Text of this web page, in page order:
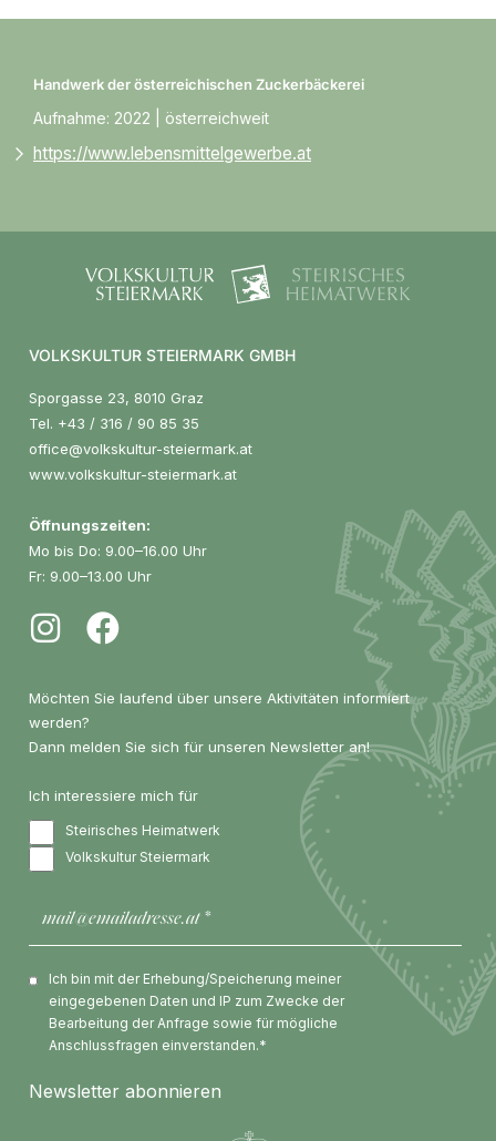
Handwerk der österreichischen Zuckerbäckerei
Aufnahme: 2022 | österreichweit
https://www.lebensmittelgewerbe.at
VOLKSKULTUR STEIERMARK GMBH
Sporgasse 23, 8010 Graz
Tel. +43 / 316 / 90 85 35
office@volkskultur-steiermark.at
www.volkskultur-steiermark.at
Öffnungszeiten:
Mo bis Do: 9.00–16.00 Uhr
Fr: 9.00–13.00 Uhr
Möchten Sie laufend über unsere Aktivitäten informiert
werden?
Dann melden Sie sich für unseren Newsletter an!
Ich interessiere mich für
Steirisches Heimatwerk
Volkskultur Steiermark
Ich bin mit der Erhebung/Speicherung meiner
eingegebenen Daten und IP zum Zwecke der
Bearbeitung der Anfrage sowie für mögliche
Anschlussfragen einverstanden.*